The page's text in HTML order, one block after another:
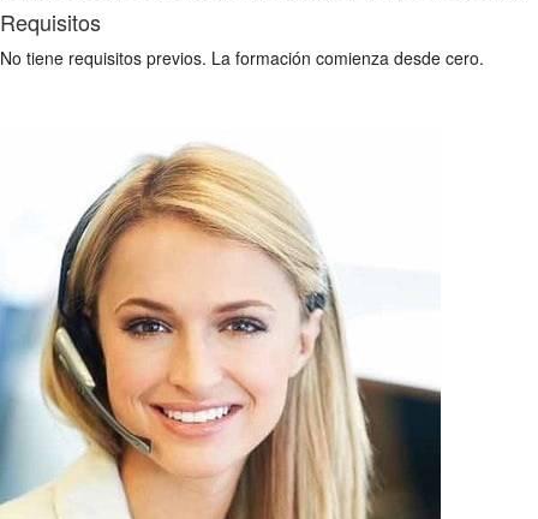
Requisitos
No tiene requisitos previos. La formación comienza desde cero.